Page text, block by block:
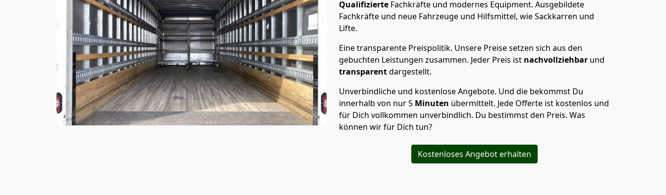
Qualifizierte Fachkräfte und modernes Equipment. Ausgebildete
Fachkräfte und neue Fahrzeuge und Hilfsmittel, wie Sackkarren und
Lifte.
Eine transparente Preispolitik. Unsere Preise setzen sich aus den
gebuchten Leistungen zusammen. Jeder Preis ist nachvollziehbar und
transparentdargestellt.
Unverbindliche und kostenlose Angebote. Und die bekommst Du
innerhalb von nur 5 Minuten übermittelt. Jede Offerte ist kostenlos und
für Dich vollkommen unverbindlich. Du bestimmst den Preis. Was
können wir für Dich tun?
Kostenloses Angebot erhalten